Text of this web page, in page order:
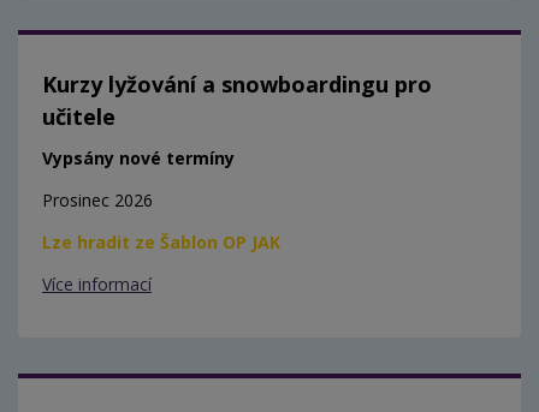
Kurzy lyžování a snowboardingu pro
učitele
Vypsány nové termíny
Prosinec 2026
Lze hradit ze Šablon OP JAK
Více informací